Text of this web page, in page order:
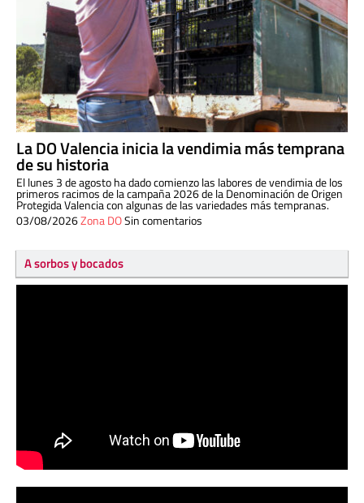
La DO Valencia inicia la vendimia más temprana
de su historia
El lunes 3 de agosto ha dado comienzo las labores de vendimia de los
primeros racimos de la campaña 2026 de la Denominación de Origen
Protegida Valencia con algunas de las variedades más tempranas.
03/08/2026Zona DOSin comentarios
A sorbos y bocados